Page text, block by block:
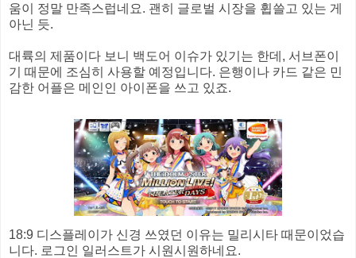
움이 정말 만족스럽네요. 괜히 글로벌 시장을 휩쓸고 있는 게
아닌 듯.
대륙의 제품이다 보니 백도어 이슈가 있기는 한데, 서브폰이
기 때문에 조심히 사용할 예정입니다. 은행이나 카드 같은 민
감한 어플은 메인인 아이폰을 쓰고 있죠.
18:9 디스플레이가 신경 쓰였던 이유는 밀리시타 때문이었습
니다. 로그인 일러스트가 시원시원하네요.